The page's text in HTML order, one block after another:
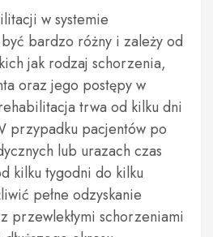
w systemie
bardzo różny i zależy od
jak rodzaj schorzenia,
oraz jego postępy w
trwa od kilku dni
przypadku pacjentów po
lub urazach czas
kilku tygodni do kilku
pełne odzyskanie
przewlekłymi schorzeniami